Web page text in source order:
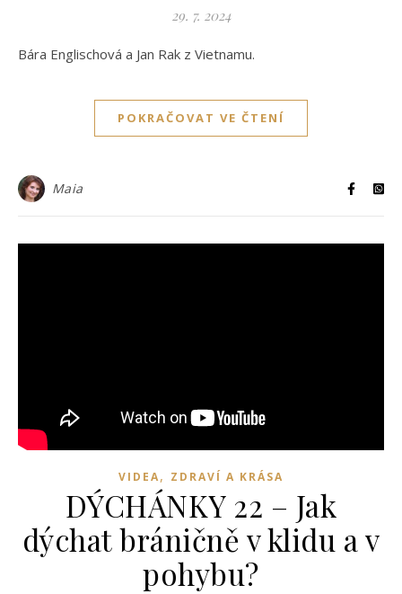
29. 7. 2024
Bára Englischová a Jan Rak z Vietnamu.
POKRAČOVAT VE ČTENÍ
Maia
VIDEA, ZDRAVÍ A KRÁSA
DÝCHÁNKY 22 – Jak
dýchat bráničně v klidu a v
pohybu?